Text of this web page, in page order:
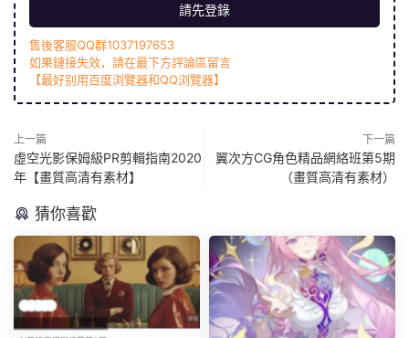
請先登錄
售後客服QQ群1037197653
如果鏈接失效，請在最下方評論區留言
【最好别用百度浏覽器和QQ浏覽器】
上一篇
虛空光影保姆級PR剪輯指南2020
年【畫質高清有素材】
下一篇
翼次方CG角色精品網絡班第5期
（畫質高清有素材）
猜你喜歡